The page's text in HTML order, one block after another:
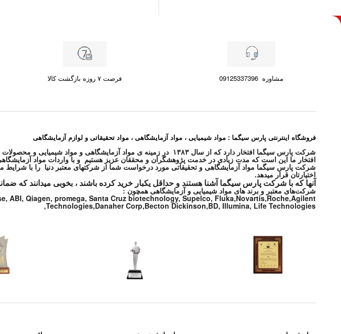
مشاوره09125337396 فرصت ۷ روزه بازگشت کالا
فروشگاه اینترنتی پارس سیگما : مواد شیمیایی ، مواد آزمایشگاهی ، مواد تحقیقاتی و لوازم آزمایشگاهی
شرکت پارس سیگما افتخار دارد که از سال ۱۳۸۳ در زمینه ی مواد آزمایشگاهی و مواد شیمیایی و محصولات پزشکی در خدمت شما بوده و هست .
افتخار ما این است که مدت زیادی در خدمت پژوهشگران و محققان عزیز هستیم و با واردات مواد
اختیارتان قرار میدهد.
آنها که با شرکت پارس سیگما آشنا هستند و حداقل یکبار خرید کرده باشند ، بخوبی میدانند که
شرکت‌های معتبر و برند های مواد شیمیایی و آزمایشگاهی همچون :
ABI, Qiagen, promega, Santa Cruz biotechnology, Supelco, Fluka,Novartis,Roche,Agilent
Technologies,Danaher Corp,Becton Dickinson,BD, Illumina, Life Technologies,